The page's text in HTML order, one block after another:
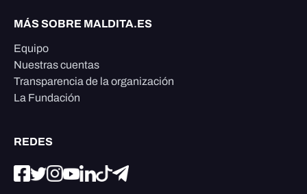
MÁS SOBRE MALDITA.ES
Equipo
Nuestras cuentas
Transparencia de la organización
La Fundación
REDES